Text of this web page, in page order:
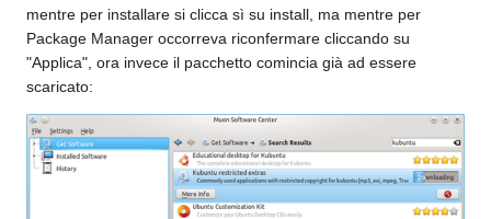
mentre per installare si clicca sì su install, ma mentre per
Package Manager occorreva riconfermare cliccando su
"Applica", ora invece il pacchetto comincia già ad essere
scaricato: